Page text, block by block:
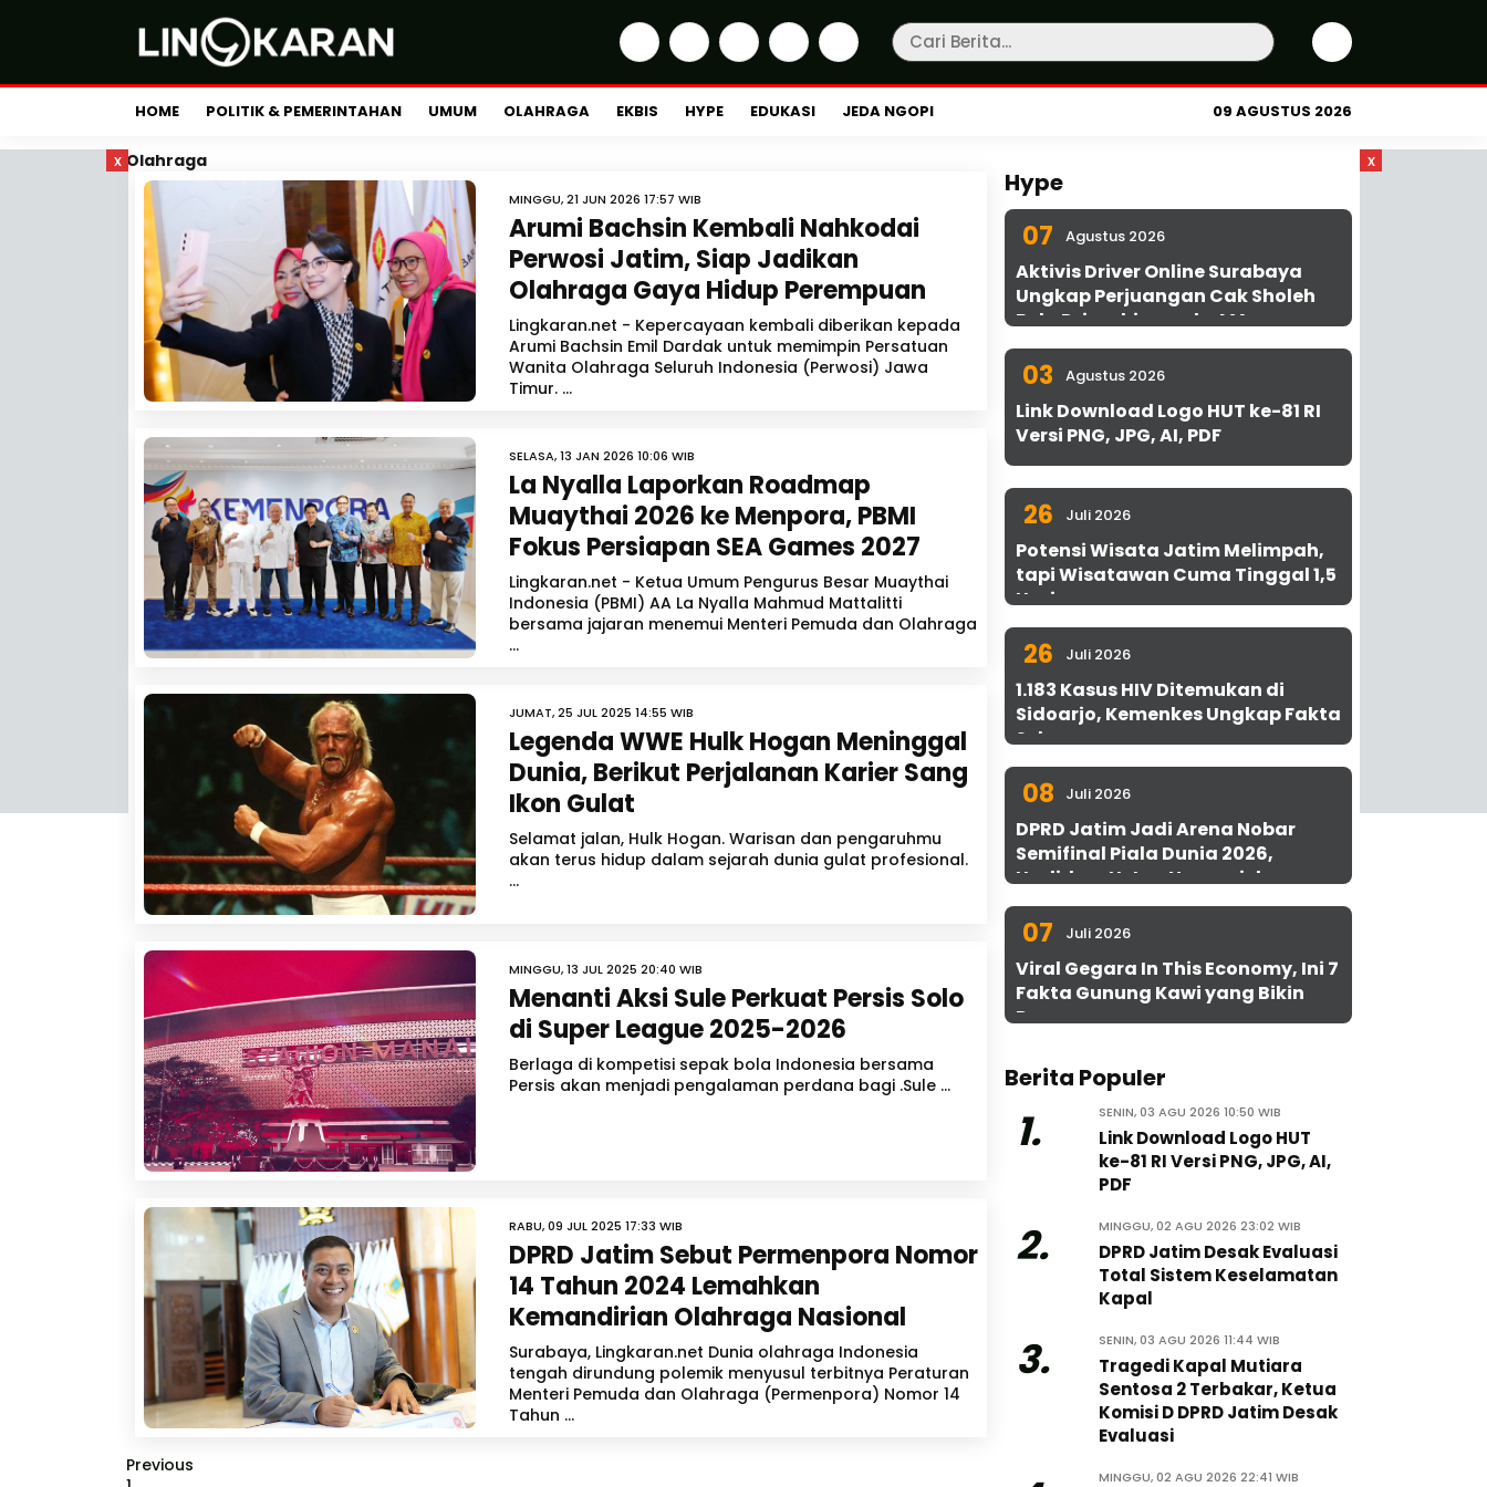
HOME POLITIK & PEMERINTAHAN UMUM OLAHRAGA EKBIS HYPE EDUKASI JEDA NGOPI 09 AGUSTUS 2026
x x
Olahraga
MINGGU, 21 JUN 2026 17:57 WIB
Arumi Bachsin Kembali Nahkodai
Perwosi Jatim, Siap Jadikan
Olahraga Gaya Hidup Perempuan
Lingkaran.net - Kepercayaan kembali diberikan kepada
Arumi Bachsin Emil Dardak untuk memimpin Persatuan
Wanita Olahraga Seluruh Indonesia (Perwosi) Jawa
Timur. ...
SELASA, 13 JAN 2026 10:06 WIB
La Nyalla Laporkan Roadmap
Muaythai 2026 ke Menpora, PBMI
Fokus Persiapan SEA Games 2027
Lingkaran.net - Ketua Umum Pengurus Besar Muaythai
Indonesia (PBMI) AA La Nyalla Mahmud Mattalitti
bersama jajaran menemui Menteri Pemuda dan Olahraga
...
JUMAT, 25 JUL 2025 14:55 WIB
Legenda WWE Hulk Hogan Meninggal
Dunia, Berikut Perjalanan Karier Sang
Ikon Gulat
Selamat jalan, Hulk Hogan. Warisan dan pengaruhmu
akan terus hidup dalam sejarah dunia gulat profesional.
...
MINGGU, 13 JUL 2025 20:40 WIB
Menanti Aksi Sule Perkuat Persis Solo
di Super League 2025-2026
Berlaga di kompetisi sepak bola Indonesia bersama
Persis akan menjadi pengalaman perdana bagi .Sule ...
RABU, 09 JUL 2025 17:33 WIB
DPRD Jatim Sebut Permenpora Nomor
14 Tahun 2024 Lemahkan
Kemandirian Olahraga Nasional
Surabaya, Lingkaran.net Dunia olahraga Indonesia
tengah dirundung polemik menyusul terbitnya Peraturan
Menteri Pemuda dan Olahraga (Permenpora) Nomor 14
Tahun ...
Previous
Hype
07 Agustus 2026
Aktivis Driver Online Surabaya
Ungkap Perjuangan Cak Sholeh
Bela Driver hingga ke MA
03 Agustus 2026
Link Download Logo HUT ke-81 RI
Versi PNG, JPG, AI, PDF
26 Juli 2026
Potensi Wisata Jatim Melimpah,
tapi Wisatawan Cuma Tinggal 1,5
Hari
26 Juli 2026
1.183 Kasus HIV Ditemukan di
Sidoarjo, Kemenkes Ungkap Fakta
Sebenarnya
08 Juli 2026
DPRD Jatim Jadi Arena Nobar
Semifinal Piala Dunia 2026,
Hadirkan Uston Nawawi dan
UMKM Gratis untuk 1.000 Warga
07 Juli 2026
Viral Gegara In This Economy, Ini 7
Fakta Gunung Kawi yang Bikin
Penasaran
Berita Populer
1. SENIN, 03 AGU 2026 10:50 WIB
Link Download Logo HUT
ke-81 RI Versi PNG, JPG, AI,
PDF
2. MINGGU, 02 AGU 2026 23:02 WIB
DPRD Jatim Desak Evaluasi
Total Sistem Keselamatan
Kapal
3. SENIN, 03 AGU 2026 11:44 WIB
Tragedi Kapal Mutiara
Sentosa 2 Terbakar, Ketua
Komisi D DPRD Jatim Desak
Evaluasi
MINGGU, 02 AGU 2026 22:41 WIB